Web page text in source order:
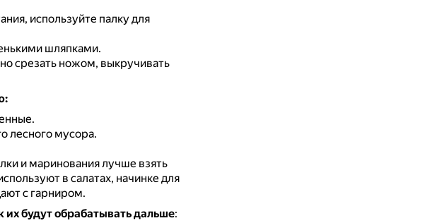
используйте палку для
шляпками.
срезать ножом, выкручивать
лесного мусора.
и маринования лучше взять
в салатах, начинке для
с гарниром.
их будут обрабатывать дальше: